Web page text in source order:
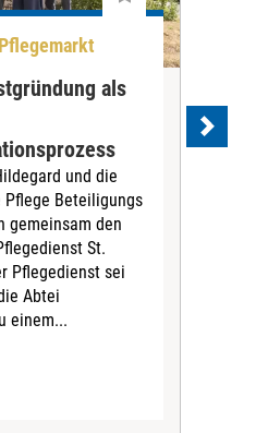
als
und die
Pflege Beteiligungs
gemeinsam den
St.
Pflegedienst sei
Abtei
einem...